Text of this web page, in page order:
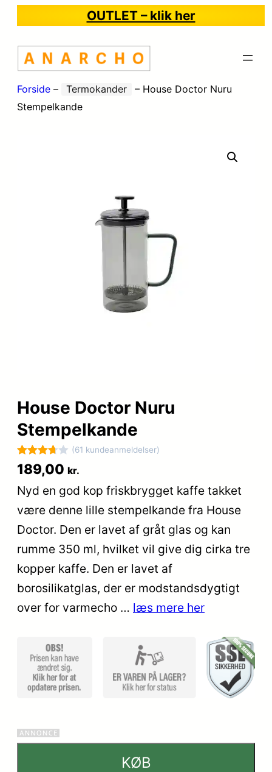
OUTLET – klik her
Forside – Termokander – House Doctor Nuru
Stempelkande
House Doctor Nuru
Stempelkande
Bedømt
3.7ud
af 5
baseret
61
kundebed
ømmels
er
(61 kundeanmeldelser)
189,00 kr.
Nyd en god kop friskbrygget kaffe takket
være denne lille stempelkande fra House
Doctor. Den er lavet af gråt glas og kan
rumme 350 ml, hvilket vil give dig cirka tre
kopper kaffe. Den er lavet af
borosilikatglas, der er modstandsdygtigt
over for varmecho … læs mere her
KØB